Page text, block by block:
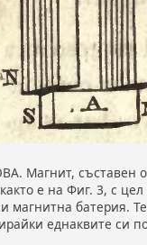
съставен
е на Фиг. 3, с
магнитна батерия.
еднаквите си